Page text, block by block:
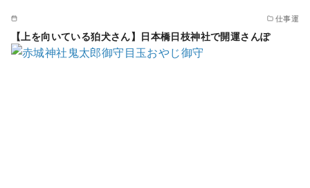
仕事運
【上を向いている狛犬さん】日本橋日枝神社で開運さんぽ